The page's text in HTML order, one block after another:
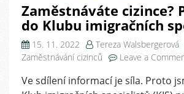
Zaměstnáváte cizince?
do Klubu imigračních
15. 11. 2022 Tereza Walsbergerová
Zaměstnávání cizinců
Leave a
Ve sdílení informací je síla. Proto